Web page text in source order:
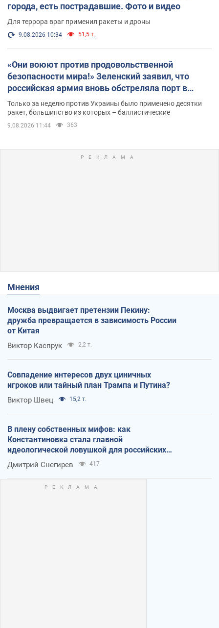
города, есть пострадавшие. Фото и видео
Для террора враг применил ракеты и дроны
9.08.2026 10:34 51,5 т.
«Они воюют против продовольственной
безопасности мира!» Зеленский заявил, что
российская армия вновь обстреляла порт в
Одессе
Только за неделю против Украины было применено десятки
ракет, большинство из которых – баллистические
9.08.2026 11:44 363
Мнения
Москва выдвигает претензии Пекину:
дружба превращается в зависимость России
от Китая
Виктор Каспрук 2,2 т.
Совпадение интересов двух циничных
игроков или тайный план Трампа и Путина?
Виктор Швец 15,2 т.
В плену собственных мифов: как
Константиновка стала главной
идеологической ловушкой для российских
оккупантов
Дмитрий Снегирев 417